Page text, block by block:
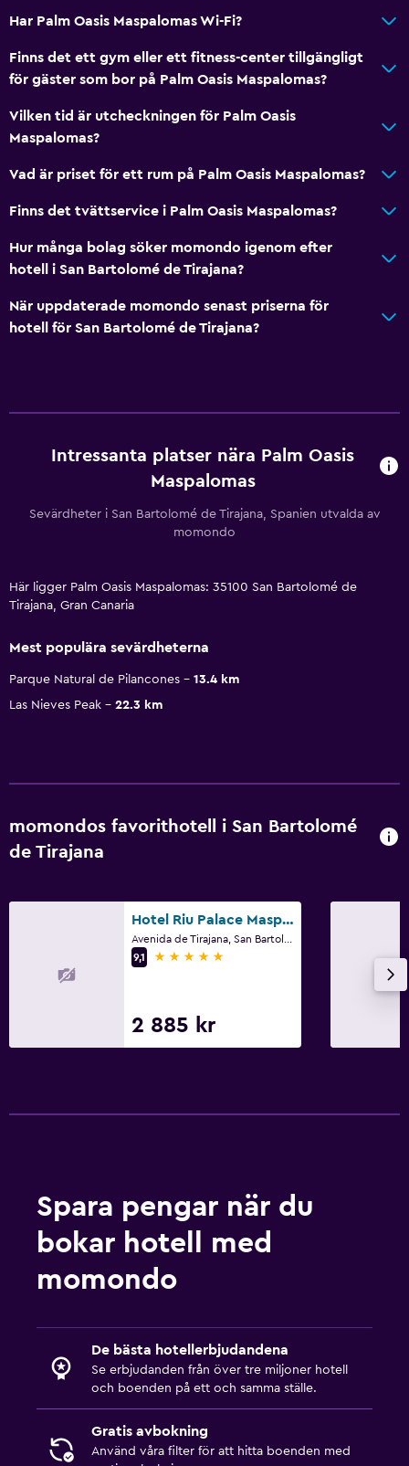
Har Palm Oasis Maspalomas Wi-Fi?
Finns det ett gym eller ett fitness-center tillgängligt
för gäster som bor på Palm Oasis Maspalomas?
Vilken tid är utcheckningen för Palm Oasis
Maspalomas?
Vad är priset för ett rum på Palm Oasis Maspalomas?
Finns det tvättservice i Palm Oasis Maspalomas?
Hur många bolag söker momondo igenom efter
hotell i San Bartolomé de Tirajana?
När uppdaterade momondo senast priserna för
hotell för San Bartolomé de Tirajana?
Intressanta platser nära Palm Oasis
Maspalomas
Sevärdheter i San Bartolomé de Tirajana, Spanien utvalda av
momondo
Här ligger Palm Oasis Maspalomas: 35100 San Bartolomé de
Tirajana, Gran Canaria
Mest populära sevärdheterna
Parque Natural de Pilancones
13.4 km
Las Nieves Peak
22.3 km
momondos favorithotell i San Bartolomé
de Tirajana
Hotel Riu Palace Maspalomas - Adults Only
9,1
5 stjärnor
2 885 kr
Spara pengar när du
bokar hotell med
momondo
De bästa hotellerbjudandena
Se erbjudanden från över tre miljoner hotell
och boenden på ett och samma ställe.
Gratis avbokning
Använd våra filter för att hitta boenden med